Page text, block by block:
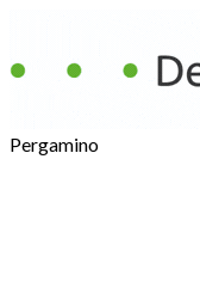
Pergamino